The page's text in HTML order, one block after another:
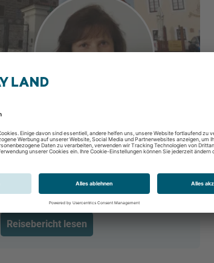
Gruppenreise Silvester in Pilsen
Plzen, Westböhmen, Tschechische
29.12.2017 - 02.01.2018
Reisebericht lesen